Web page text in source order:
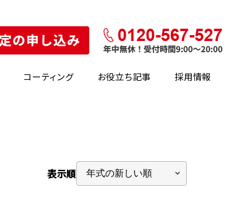
コーティング お役立ち記事 採用情報
表示順